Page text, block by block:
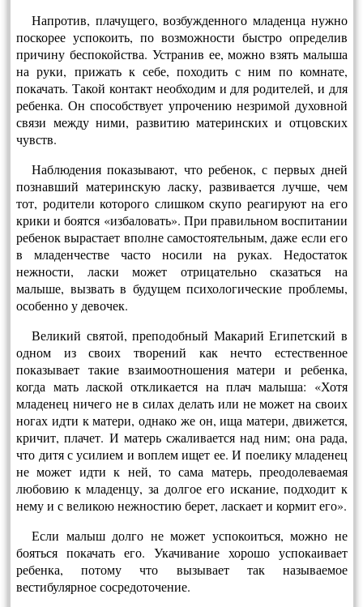
Напротив, плачущего, возбужденного младен­ца нужно
поскорее успокоить, по возможности быстро определив
причину беспокойства. Устра­нив ее, можно взять малыша
на руки, прижать к себе, походить с ним по комнате,
покачать. Такой контакт необходим и для родителей, и для
ребен­ка. Он способствует упрочению незримой духов­ной
связи между ними, развитию материнских и отцовских
чувств.
Наблюдения показывают, что ребенок, с пер­вых дней
познавший материнскую ласку, разви­вается лучше, чем
тот, родители которого слиш­ком скупо реагируют на его
крики и боятся «из­баловать». При правильном воспитании
ребенок вырастает вполне самостоятельным, даже если его
в младенчестве часто носили на руках. Недо­статок
нежности, ласки может отрицательно ска­заться на
малыше, вызвать в будущем психологи­ческие проблемы,
особенно у девочек.
Великий святой, преподобный Макарий Еги­петский в
одном из своих творений как нечто ес­тественное
показывает такие взаимоотношения матери и ребенка,
когда мать лаской откликается на плач малыша: «Хотя
младенец ничего не в си­лах делать или не может на своих
ногах идти к матери, однако же он, ища матери, движется,
кричит, плачет. И матерь сжаливается над ним; она рада,
что дитя с усилием и воплем ищет ее. И поелику младенец
не может идти к ней, то са­ма матерь, преодолеваемая
любовию к младенцу, за долгое его искание, подходит к
нему и с вели­кою нежностию берет, ласкает и кормит его».
Если малыш долго не может успокоиться, можно не
бояться покачать его. Укачивание хоро­шо успокаивает
ребенка, потому что вызывает так называемое
вестибулярное сосредоточение.